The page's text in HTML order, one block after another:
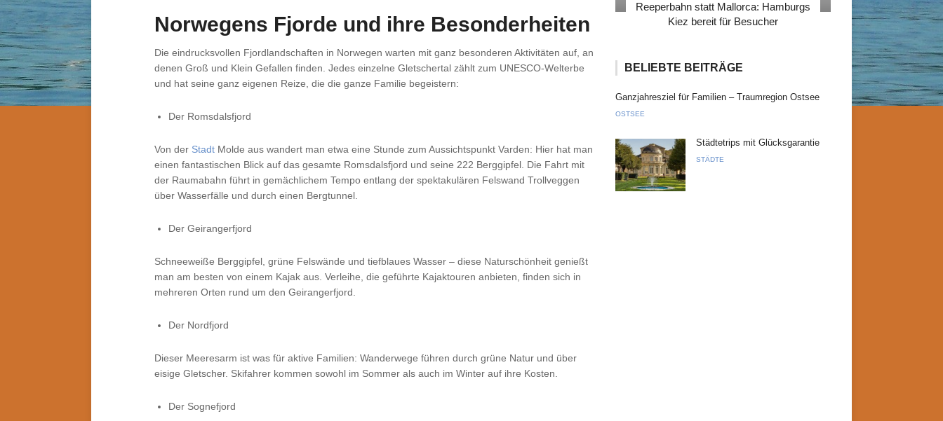
Norwegens Fjorde und ihre Besonderheiten
Die eindrucksvollen Fjordlandschaften in Norwegen warten mit ganz besonderen Aktivitäten auf, an
denen Groß und Klein Gefallen finden. Jedes einzelne Gletschertal zählt zum UNESCO-Welterbe
und hat seine ganz eigenen Reize, die die ganze Familie begeistern:
Der Romsdalsfjord
Von der Stadt Molde aus wandert man etwa eine Stunde zum Aussichtspunkt Varden: Hier hat man
einen fantastischen Blick auf das gesamte Romsdalsfjord und seine 222 Berggipfel. Die Fahrt mit
der Raumabahn führt in gemächlichem Tempo entlang der spektakulären Felswand Trollveggen
über Wasserfälle und durch einen Bergtunnel.
Der Geirangerfjord
Schneeweiße Berggipfel, grüne Felswände und tiefblaues Wasser – diese Naturschönheit genießt
man am besten von einem Kajak aus. Verleihe, die geführte Kajaktouren anbieten, finden sich in
mehreren Orten rund um den Geirangerfjord.
Der Nordfjord
Dieser Meeresarm ist was für aktive Familien: Wanderwege führen durch grüne Natur und über
eisige Gletscher. Skifahrer kommen sowohl im Sommer als auch im Winter auf ihre Kosten.
Der Sognefjord
Reeperbahn statt Mallorca: Hamburgs
Kiez bereit für Besucher
BELIEBTE BEITRÄGE
Ganzjahresziel für Familien – Traumregion Ostsee
OSTSEE
Städtetrips mit Glücksgarantie
STÄDTE